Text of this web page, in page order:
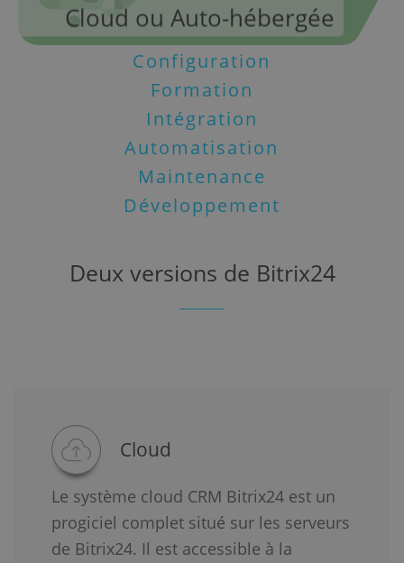
Cloud ou Auto-hébergée
Configuration
Formation
Intégration
Automatisation
Maintenance
Développement
Deux versions de Bitrix24
Cloud
Le système cloud CRM Bitrix24 est un
progiciel complet situé sur les serveurs
de Bitrix24. Il est accessible à la